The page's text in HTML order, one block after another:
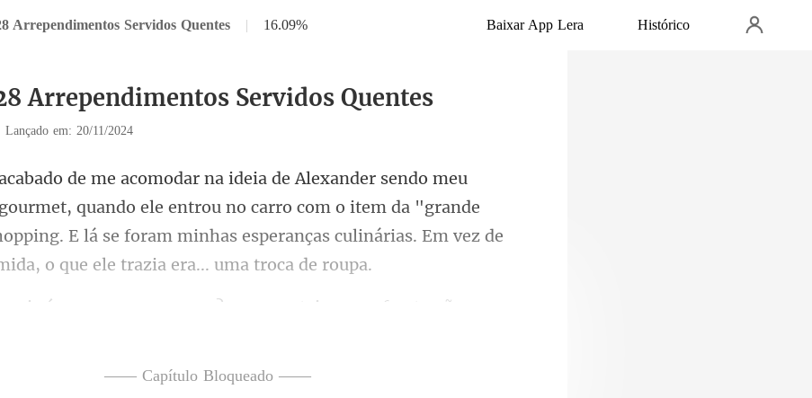
Arrependimentos Servidos Quentes | 16.09% Baixar App Lera Histórico
Arrependimentos Servidos Quentes
Lançado em: 20/11/2024
ando ele entrou no carro com o item da "grande
E lá se foram minhas esp
comprar roupas? - pergu
—— Capítulo Bloqueado ——